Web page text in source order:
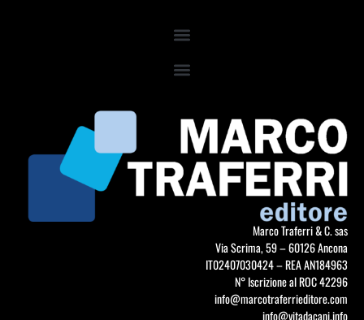
Marco Traferri & C. sas
Via Scrima, 59 – 60126 Ancona
IT02407030424 – REA AN184963
N° Iscrizione al ROC 42296
info@marcotraferrieditore.com
info@vitadacani.info